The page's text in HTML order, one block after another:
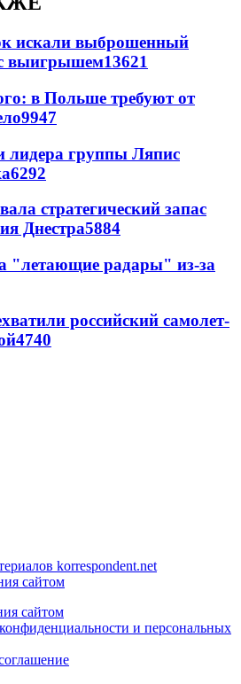
искали выброшенный
выигрышем13621
в Польше требуют от
9947
лидера группы Ляпис
6292
стратегический запас
Днестра5884
"летающие радары" из-за
российский самолет-
4740
korrespondent.net
сайтом
сайтом
и персональных